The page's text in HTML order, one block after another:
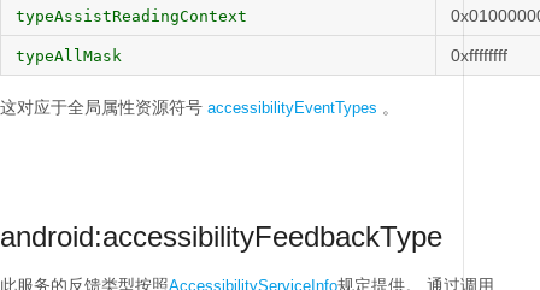
typeAssistReadingContext
typeAllMask 0xffffffff
这对应于全局属性资源符号 accessibilityEventTypes 。
android:accessibilityFeedbackType
此服务的反馈类型按照AccessibilityServiceInfo规定提供。 通过调用